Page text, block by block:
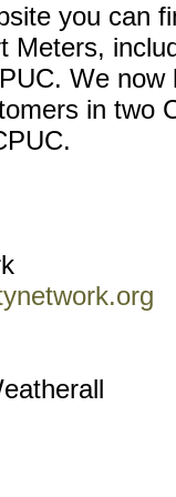
you can
Meters,
We
in two